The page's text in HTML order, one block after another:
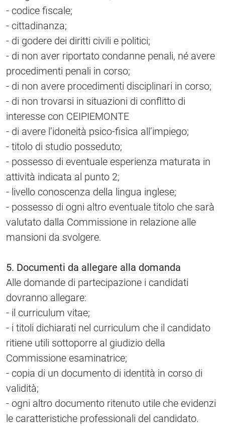
- codice fiscale;
- cittadinanza;
- di godere dei diritti civili e politici;
- di non aver riportato condanne penali, né avere
procedimenti penali in corso;
- di non avere procedimenti disciplinari in corso;
- di non trovarsi in situazioni di conflitto di
interesse con CEIPIEMONTE
- di avere l’idoneità psico-fisica all’impiego;
- titolo di studio posseduto;
- possesso di eventuale esperienza maturata in
attività indicata al punto 2;
- livello conoscenza della lingua inglese;
- possesso di ogni altro eventuale titolo che sarà
valutato dalla Commissione in relazione alle
mansioni da svolgere.
5. Documenti da allegare alla domanda
Alle domande di partecipazione i candidati
dovranno allegare:
- il curriculum vitae;
- i titoli dichiarati nel curriculum che il candidato
ritiene utili sottoporre al giudizio della
Commissione esaminatrice;
- copia di un documento di identità in corso di
validità;
- ogni altro documento ritenuto utile che evidenzi
le caratteristiche professionali del candidato.